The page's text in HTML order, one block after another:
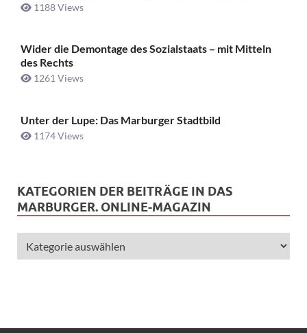
1188 Views
Wider die Demontage des Sozialstaats – mit Mitteln
des Rechts
1261 Views
Unter der Lupe: Das Marburger Stadtbild
1174 Views
KATEGORIEN DER BEITRÄGE IN DAS
MARBURGER. ONLINE-MAGAZIN